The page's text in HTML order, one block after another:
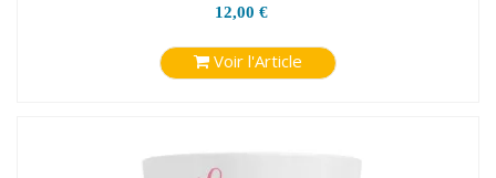
12,00 €
Voir l'Article